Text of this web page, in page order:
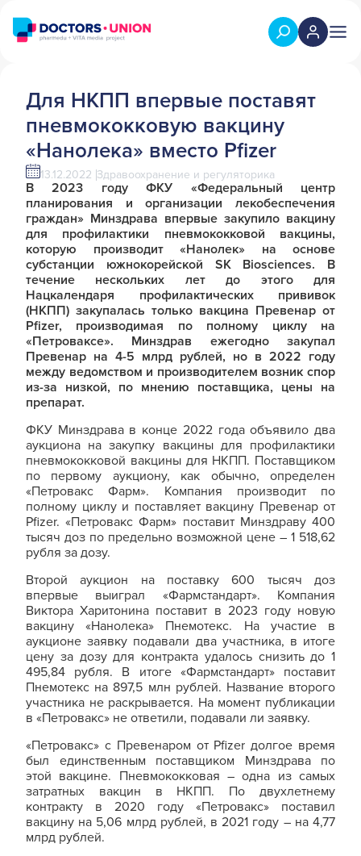
Для НКПП впервые поставят
пневмококковую вакцину
«Нанолека» вместо Pfizer
13.12.2022 Здравоохранение и регуляторика
В 2023 году ФКУ «Федеральный центр
планирования и организации лекобеспечения
граждан» Минздрава впервые закупило вакцину
для профилактики пневмококковой вакцины,
которую производит «Нанолек» на основе
субстанции южнокорейской SK Biosciences. В
течение нескольких лет до этого для
Нацкалендаря профилактических прививок
(НКПП) закупалась только вакцина Превенар от
Pfizer, производимая по полному циклу на
«Петроваксе». Минздрав ежегодно закупал
Превенар на 4-5 млрд рублей, но в 2022 году
между ведомством и производителем возник спор
из-за низкой, по мнению поставщика, цены на
препарат.
ФКУ Минздрава в конце 2022 года объявило два
аукциона на закупку вакцины для профилактики
пневмококковой вакцины для НКПП. Поставщиком
по первому аукциону, как обычно, определен
«Петровакс Фарм». Компания производит по
полному циклу и поставляет вакцину Превенар от
Pfizer. «Петровакс Фарм» поставит Минздраву 400
тысяч доз по предельно возможной цене – 1 518,62
рубля за дозу.
Второй аукцион на поставку 600 тысяч доз
впервые выиграл «Фармстандарт». Компания
Виктора Харитонина поставит в 2023 году новую
вакцину «Нанолека» Пнемотекс. На участие в
аукционе заявку подавали два участника, в итоге
цену за дозу для контракта удалось снизить до 1
495,84 рубля. В итоге «Фармстандарт» поставит
Пнемотекс на 897,5 млн рублей. Название второго
участника не раскрывается. На момент публикации
в «Петровакс» не ответили, подавали ли заявку.
«Петровакс» с Превенаром от Pfizer долгое время
был единственным поставщиком Минздрава по
этой вакцине. Пневмококковая – одна из самых
затратных вакцин в НКПП. По двухлетнему
контракту в 2020 году «Петровакс» поставил
вакцину на 5,06 млрд рублей, в 2021 году – на 4,77
млрд рублей.